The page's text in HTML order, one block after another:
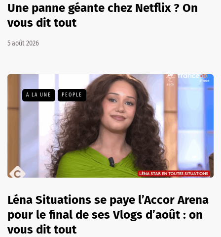
Une panne géante chez Netflix ? On
vous dit tout
5 août 2026
A LA UNE PEOPLE
Léna Situations se paye l’Accor Arena
pour le final de ses Vlogs d’août : on
vous dit tout